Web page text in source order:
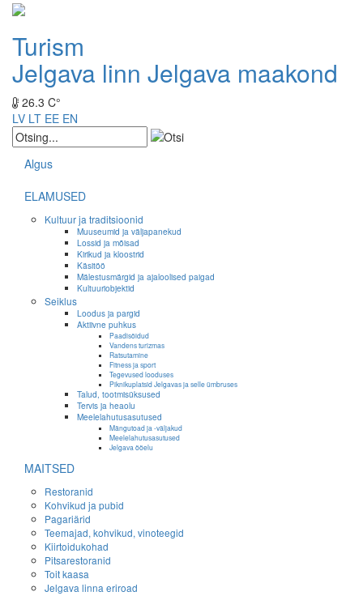
Turism
Jelgava linn Jelgava maakond
26.3 C°
LV LT EE EN
Algus
ELAMUSED
Kultuur ja traditsioonid
Muuseumid ja väljapanekud
Lossid ja mõisad
Kirikud ja kloostrid
Käsitöö
Mälestusmärgid ja ajaloolised paigad
Kultuuriobjektid
Seiklus
Loodus ja pargid
Aktiivne puhkus
Paadisõidud
Vandens turizmas
Ratsutamine
Fitness ja sport
Tegevused looduses
Piknikuplatsid Jelgavas ja selle ümbruses
Talud, tootmisüksused
Tervis ja heaolu
Meelelahutusasutused
Mängutoad ja -väljakud
Meelelahutusasutused
Jelgava ööelu
MAITSED
Restoranid
Kohvikud ja pubid
Pagariärid
Teemajad, kohvikud, vinoteegid
Kiirtoidukohad
Pitsarestoranid
Toit kaasa
Jelgava linna eriroad